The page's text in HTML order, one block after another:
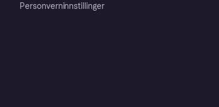
Personverninnstillinger